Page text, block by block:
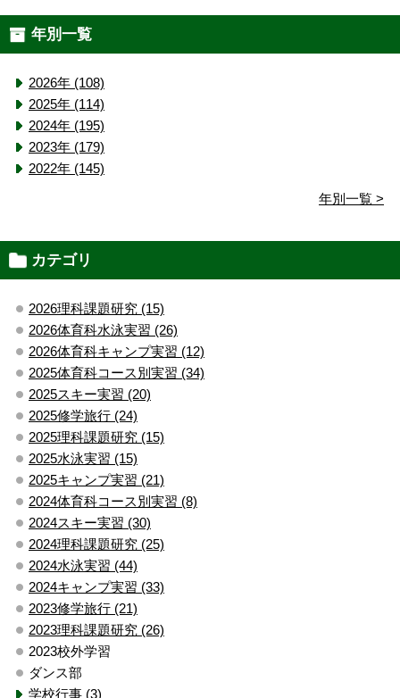
年別一覧
2026年 (108)
2025年 (114)
2024年 (195)
2023年 (179)
2022年 (145)
年別一覧 >
カテゴリ
2026理科課題研究 (15)
2026体育科水泳実習 (26)
2026体育科キャンプ実習 (12)
2025体育科コース別実習 (34)
2025スキー実習 (20)
2025修学旅行 (24)
2025理科課題研究 (15)
2025水泳実習 (15)
2025キャンプ実習 (21)
2024体育科コース別実習 (8)
2024スキー実習 (30)
2024理科課題研究 (25)
2024水泳実習 (44)
2024キャンプ実習 (33)
2023修学旅行 (21)
2023理科課題研究 (26)
2023校外学習
ダンス部
学校行事 (3)